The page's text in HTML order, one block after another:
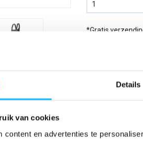
Details
van cookies
content en advertenties te
*Gratis